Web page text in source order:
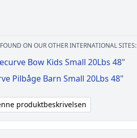
ON OUR OTHER INTERNATIONAL SITES:
Bow Kids Small 20Lbs 48"
Pilbåge Barn Small 20Lbs 48"
produktbeskrivelsen